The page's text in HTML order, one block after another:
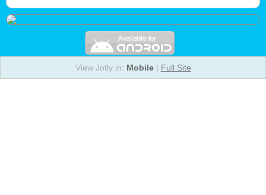
View Jotly in: Mobile| Full Site